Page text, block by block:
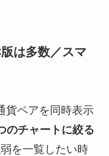
は多数／スマ
貨ペアを同時表示
のチャートに絞る
を一覧したい時